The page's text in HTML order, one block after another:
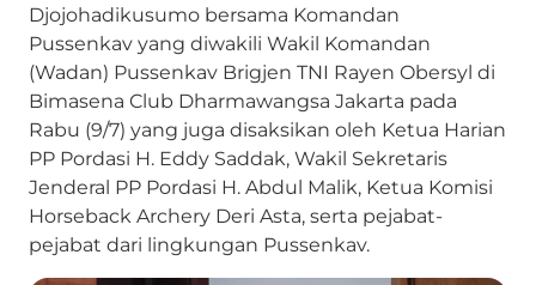
Djojohadikusumo bersama Komandan
Pussenkav yang diwakili Wakil Komandan
(Wadan) Pussenkav Brigjen TNI Rayen Obersyl di
Bimasena Club Dharmawangsa Jakarta pada
Rabu (9/7) yang juga disaksikan oleh Ketua Harian
PP Pordasi H. Eddy Saddak, Wakil Sekretaris
Jenderal PP Pordasi H. Abdul Malik, Ketua Komisi
Horseback Archery Deri Asta, serta pejabat-
pejabat dari lingkungan Pussenkav.